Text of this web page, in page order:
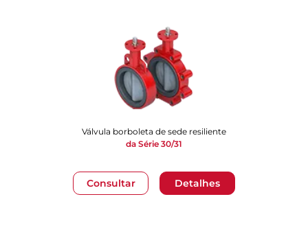
Consultar Detalhes
Válvula borboleta de sede resiliente
da Série 30/31